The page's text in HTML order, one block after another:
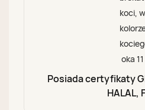
Posiada certyfikaty
HALAL,